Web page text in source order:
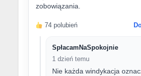
zobowiązania.
74 polubień
SpłacamNaSpokojnie
1 dzień temu
Nie każda windykacja